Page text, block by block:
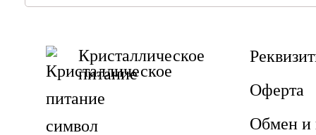
Кристаллическое
питание
Оферта
Обмен и